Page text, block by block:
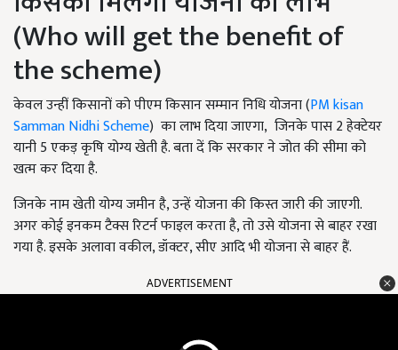
(Who will get the benefit of
the scheme)
केवल उन्हीं किसानों को पीएम किसान सम्मान निधि योजना (PM kisan
Samman Nidhi Scheme) का लाभ दिया जाएगा, जिनके पास 2 हेक्टेयर
यानी 5 एकड़ कृषि योग्य खेती है. बता दें कि सरकार ने जोत की सीमा को
खत्म कर दिया है.
जिनके नाम खेती योग्य जमीन है, उन्हें योजना की किस्त जारी की जाएगी.
अगर कोई इनकम टैक्स रिटर्न फाइल करता है, तो उसे योजना से बाहर रखा
गया है. इसके अलावा वकील, डॉक्टर, सीए आदि भी योजना से बाहर हैं.
ADVERTISEMENT